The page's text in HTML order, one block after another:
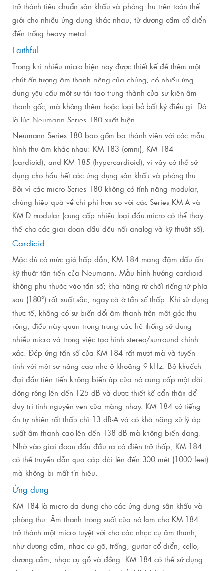
trở thành tiêu chuẩn sân khấu và phòng thu trên toàn thế
giới cho nhiều ứng dụng khác nhau, từ dương cầm cổ điển
đến trống heavy metal.
Faithful
Trong khi nhiều micro hiện nay được thiết kế để thêm một
chút ấn tượng âm thanh riêng của chúng, có nhiều ứng
dụng yêu cầu một sự tái tạo trung thành của sự kiện âm
thanh gốc, mà không thêm hoặc loại bỏ bất kỳ điều gì. Đó
là lúc Neumann Series 180 xuất hiện.
Neumann Series 180 bao gồm ba thành viên với các mẫu
hình thu âm khác nhau: KM 183 (omni), KM 184
(cardioid), and KM 185 (hypercardioid), vì vậy có thể sử
dụng cho hầu hết các ứng dụng sân khấu và phòng thu.
Bởi vì các micro Series 180 không có tính năng modular,
chúng hiệu quả về chi phí hơn so với các Series KM A và
KM D modular (cung cấp nhiều loại đầu micro có thể thay
thế cho các giai đoạn đầu đầu nối analog và kỹ thuật số).
Cardioid
Mặc dù có mức giá hấp dẫn, KM 184 mang đậm dấu ấn
kỹ thuật tân tiến của Neumann. Mẫu hình hướng cardioid
không phụ thuộc vào tần số; khả năng từ chối tiếng từ phía
sau (180°) rất xuất sắc, ngay cả ở tần số thấp. Khi sử dụng
thực tế, không có sự biến đổi âm thanh trên một góc thu
rộng, điều này quan trọng trong các hệ thống sử dụng
nhiều micro và trong việc tạo hình stereo/surround chính
xác. Đáp ứng tần số của KM 184 rất mượt mà và tuyến
tính với một sự nâng cao nhẹ ở khoảng 9 kHz. Bộ khuếch
đại đầu tiên tiến không biến áp của nó cung cấp một dải
động rộng lên đến 125 dB và được thiết kế cẩn thận để
duy trì tính nguyên vẹn của màng nhạy. KM 184 có tiếng
ồn tự nhiên rất thấp chỉ 13 dB-A và có khả năng xử lý áp
suất âm thanh cao lên đến 138 dB mà không biến dạng.
Nhờ vào giai đoạn đầu đầu ra có điện trở thấp, KM 184
có thể truyền dẫn qua cáp dài lên đến 300 mét (1000 feet)
mà không bị mất tín hiệu.
Ứng dụng
KM 184 là micro đa dụng cho các ứng dụng sân khấu và
phòng thu. Âm thanh trong suốt của nó làm cho KM 184
trở thành một micro tuyệt vời cho các nhạc cụ âm thanh,
như dương cầm, nhạc cụ gõ, trống, guitar cổ điển, cello,
dương cầm, nhạc cụ gỗ và đồng. KM 184 có thể sử dụng